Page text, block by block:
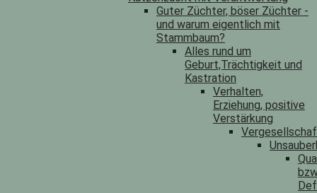
Guter Züchter, böser Züchter -
und warum eigentlich mit
Stammbaum?
Alles rund um
Geburt,Trächtigkeit und
Kastration
Verhalten,
Erziehung, positive
Verstärkung